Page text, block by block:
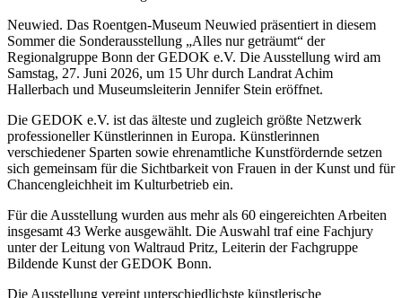
Neuwied. Das Roentgen-Museum Neuwied präsentiert in diesem
Sommer die Sonderausstellung „Alles nur geträumt“ der
Regionalgruppe Bonn der GEDOK e.V. Die Ausstellung wird am
Samstag, 27. Juni 2026, um 15 Uhr durch Landrat Achim
Hallerbach und Museumsleiterin Jennifer Stein eröffnet.
Die GEDOK e.V. ist das älteste und zugleich größte Netzwerk
professioneller Künstlerinnen in Europa. Künstlerinnen
verschiedener Sparten sowie ehrenamtliche Kunstfördernde setzen
sich gemeinsam für die Sichtbarkeit von Frauen in der Kunst und für
Chancengleichheit im Kulturbetrieb ein.
Für die Ausstellung wurden aus mehr als 60 eingereichten Arbeiten
insgesamt 43 Werke ausgewählt. Die Auswahl traf eine Fachjury
unter der Leitung von Waltraud Pritz, Leiterin der Fachgruppe
Bildende Kunst der GEDOK Bonn.
Die Ausstellung vereint unterschiedlichste künstlerische